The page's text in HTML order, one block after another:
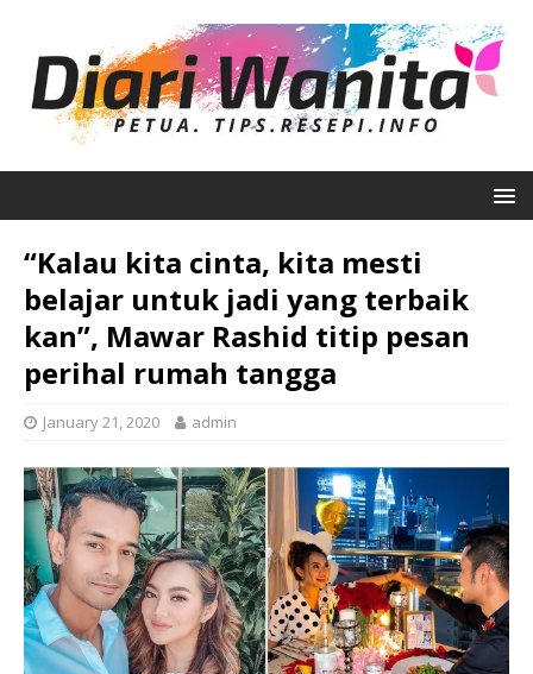
“Kalau kita cinta, kita mesti
belajar untuk jadi yang terbaik
kan”, Mawar Rashid titip pesan
perihal rumah tangga
January 21, 2020 admin